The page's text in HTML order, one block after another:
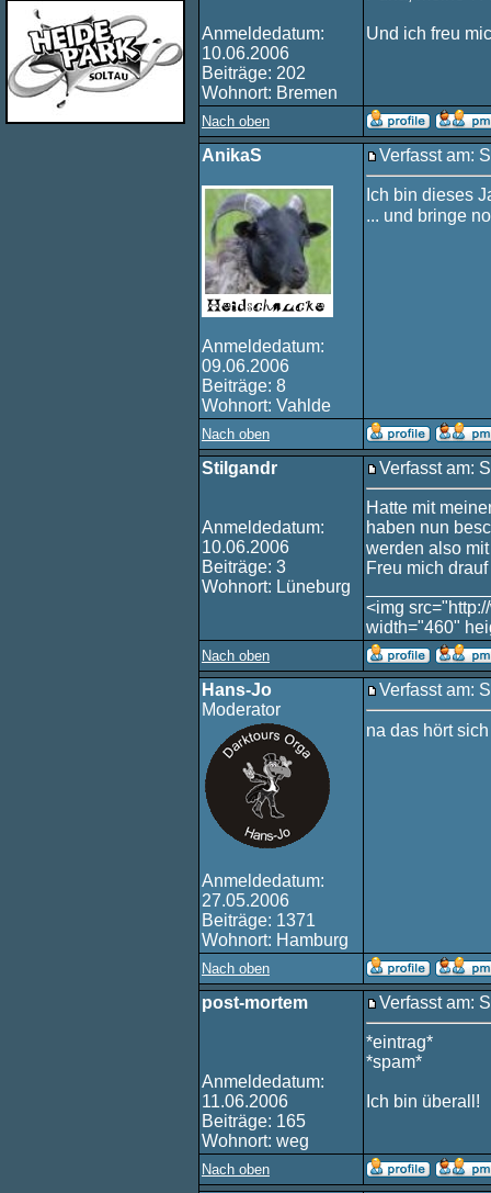
Anmeldedatum:
10.06.2006
Beiträge: 202
Wohnort: Bremen
Und ich freu
Nach oben
AnikaS
Anmeldedatum:
09.06.2006
Beiträge: 8
Wohnort: Vahlde
Verfasst am:
Ich bin dieses
... und bringe
Nach oben
Stilgandr
Anmeldedatum:
10.06.2006
Beiträge: 3
Wohnort: Lüneburg
Verfasst am:
Hatte mit
haben nun
werden also
Freu mich drauf
<img
width="460"
Nach oben
Hans-Jo
Moderator
Anmeldedatum:
27.05.2006
Beiträge: 1371
Wohnort: Hamburg
Verfasst am:
na das hört
Nach oben
post-mortem
Anmeldedatum:
11.06.2006
Beiträge: 165
Wohnort: weg
Verfasst am:
*eintrag*
*spam*
Ich bin überall!
Nach oben